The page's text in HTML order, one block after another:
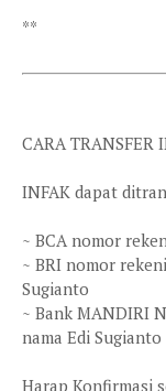
**
CARA TRANSFER
INFAK dapat
~ BCA nomor
~ BRI nomor
Sugianto
~ Bank MANDIRI
nama Edi Sugianto
Harap Konfirmasi